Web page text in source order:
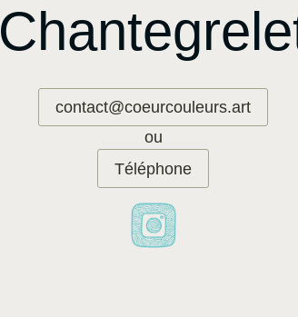
contact@coeurcouleurs.art
ou
Téléphone